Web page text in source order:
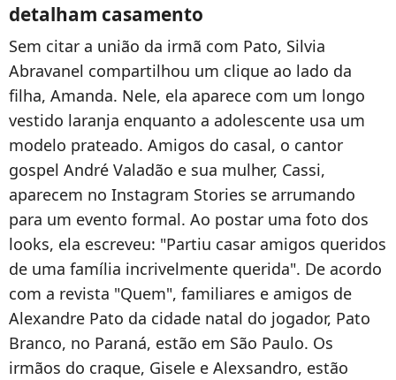
detalham casamento
Sem citar a união da irmã com Pato, Silvia
Abravanel compartilhou um clique ao lado da
filha, Amanda. Nele, ela aparece com um longo
vestido laranja enquanto a adolescente usa um
modelo prateado. Amigos do casal, o cantor
gospel André Valadão e sua mulher, Cassi,
aparecem no Instagram Stories se arrumando
para um evento formal. Ao postar uma foto dos
looks, ela escreveu: "Partiu casar amigos queridos
de uma família incrivelmente querida". De acordo
com a revista "Quem", familiares e amigos de
Alexandre Pato da cidade natal do jogador, Pato
Branco, no Paraná, estão em São Paulo. Os
irmãos do craque, Gisele e Alexsandro, estão